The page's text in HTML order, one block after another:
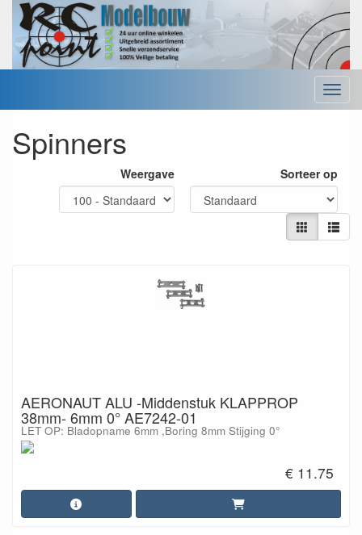
Menu
Spinners
Weergave Sorteer op
AERONAUT ALU -Middenstuk KLAPPROP
38mm- 6mm 0° AE7242-01
LET OP: Bladopname 6mm ,Boring 8mm Stijging 0°
€ 11.75